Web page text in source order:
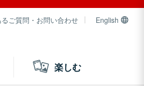
るご質問・お問い合わせ English
楽しむ